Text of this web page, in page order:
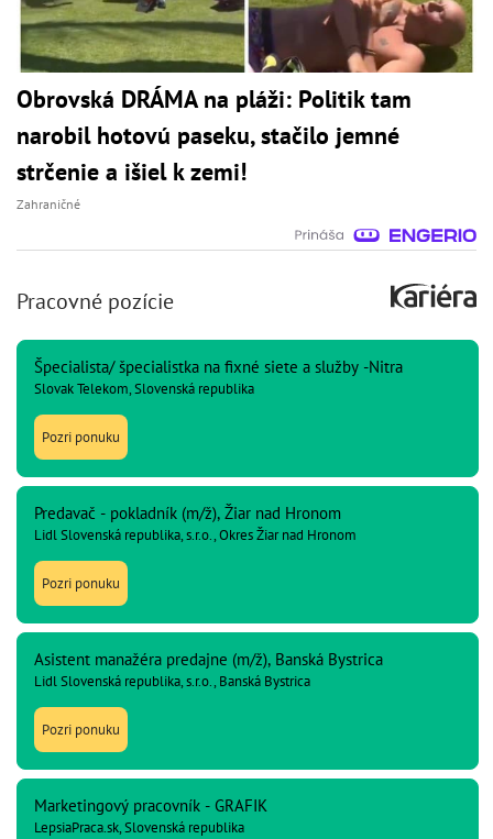
Obrovská DRÁMA na pláži: Politik tam
narobil hotovú paseku, stačilo jemné
strčenie a išiel k zemi!
Zahraničné
Pracovné pozície
Špecialista/ špecialistka na fixné siete a služby -Nitra
Slovak Telekom, Slovenská republika
Pozri ponuku
Predavač - pokladník (m/ž), Žiar nad Hronom
Lidl Slovenská republika, s.r.o., Okres Žiar nad Hronom
Pozri ponuku
Asistent manažéra predajne (m/ž), Banská Bystrica
Lidl Slovenská republika, s.r.o., Banská Bystrica
Pozri ponuku
Marketingový pracovník - GRAFIK
LepsiaPraca.sk, Slovenská republika